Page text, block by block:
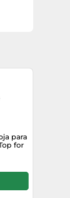
para
for
uds